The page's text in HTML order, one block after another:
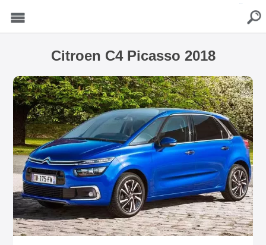
Citroen C4 Picasso 2018